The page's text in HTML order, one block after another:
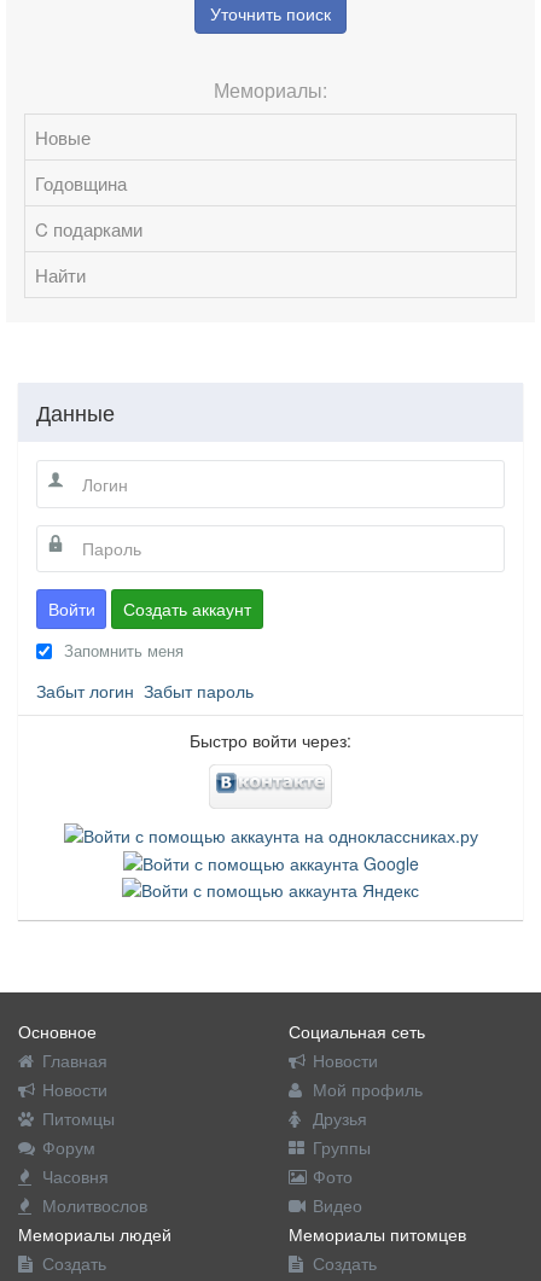
Уточнить поиск
Мемориалы:
Новые
Годовщина
C подарками
Найти
Данные
Войти Создать аккаунт
Запомнить меня
Забыт логин Забыт пароль
Быстро войти через:
Основное
Главная
Новости
Питомцы
Форум
Часовня
Молитвослов
Социальная сеть
Новости
Мой профиль
Друзья
Группы
Фото
Видео
Мемориалы людей
Создать
Мемориалы питомцев
Создать